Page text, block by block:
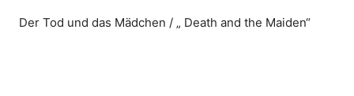
Der Tod und das Mädchen / „ Death and the Maiden“